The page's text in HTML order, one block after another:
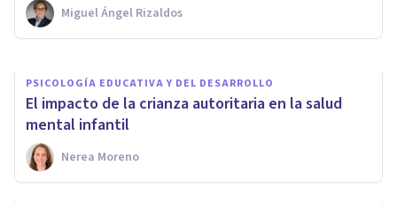
Miguel Ángel Rizaldos
Jonathan García-Allen
PSICOLOGÍA EDUCATIVA Y DEL DESARROLLO
El impacto de la crianza autoritaria en la salud
mental infantil
Nerea Moreno